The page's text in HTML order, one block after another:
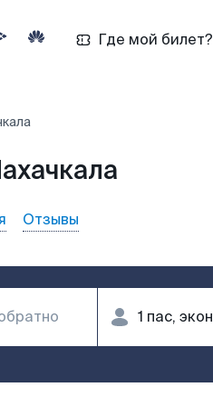
Где мой билет?
Отзывы